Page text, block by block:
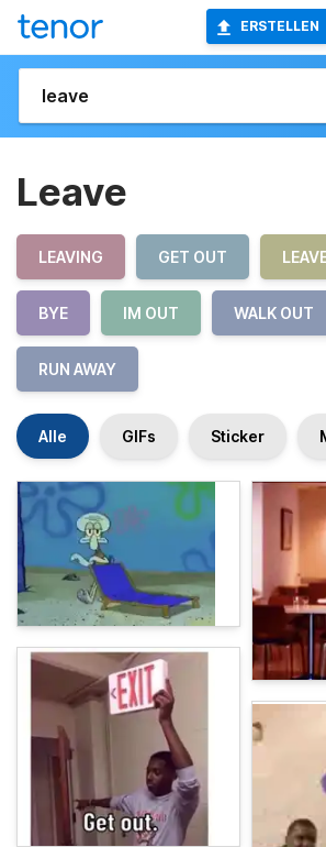
ERSTELLEN
Leave
LEAVING GET OUT
BYE IM OUT WALK OUT
RUN AWAY
Alle GIFs Sticker